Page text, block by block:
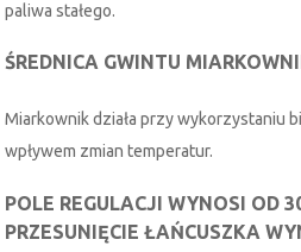
paliwa stałego.
ŚREDNICA GWINTU
Miarkownik działa przy wykorzystaniu
wpływem zmian temperatur.
POLE REGULACJI WYNOSI OD
PRZESUNIĘCIE ŁAŃCUSZKA